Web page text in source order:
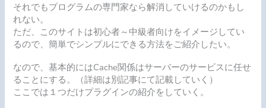
それでもプログラムの専門家なら解消していけるのかもし
れない。
ただ、このサイトは初心者～中級者向けをイメージしてい
るので、簡単でシンプルにできる方法をご紹介したい。
なので、基本的にはCache関係はサーバーのサービスに任せ
ることにする。（詳細は別記事にて記載していく）
ここでは１つだけプラグインの紹介をしていく。